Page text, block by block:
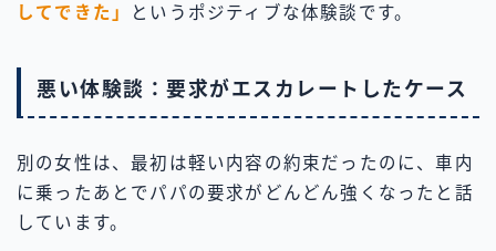
してできた」
というポジティブな体験談です。
悪い体験談：要求がエスカレートしたケース
別の女性は、最初は軽い内容の約束だったのに、車内
に乗ったあとでパパの要求がどんどん強くなったと話
しています。